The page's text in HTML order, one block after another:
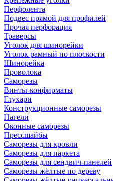
Перфолента
Подвес прямой для профилей
Прочая перфорация
Траверсы
Уголок для шинорейки
Уголок рамный по плоскости
Шинорейка
Проволока
Саморезы
Винты-конфирматы
Глухари
Конструкционные саморезы
Нагели
Оконные саморезы
Прессшайбы
Саморезы для кровли
Саморезы для паркета
Саморезы для сендвич-панелей
Саморезы жёлтые по дереву